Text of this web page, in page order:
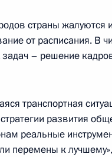
Москва
страны
от расписания. В
– решение
транспортная
стратегии развития
реальные
перемены к